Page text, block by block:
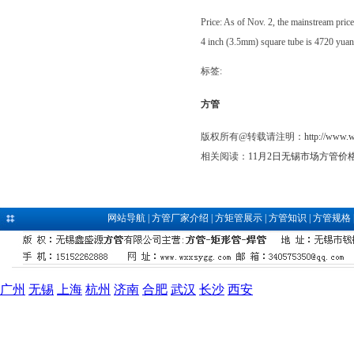
Price: As of Nov. 2, the mainstream
4 inch (3.5mm) square tube is 4720
标签:
方管
版权所有@转载请注明： http://
相关阅读： 11月2日无锡市场方管价
网站导航| 方管厂家介绍 方矩管展示| 方管知识 方管规格
广州 无锡 上海 杭州 济南 合肥 武汉 长沙 西安